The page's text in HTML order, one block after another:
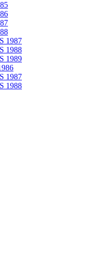
1987
1988
1989
1987
1988